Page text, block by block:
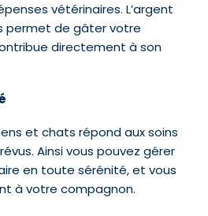
vétérinaires. L’argent
permet de gâter votre
directement à son
et chats répond aux soins
Ainsi vous pouvez gérer
en toute sérénité, et vous
à votre compagnon.